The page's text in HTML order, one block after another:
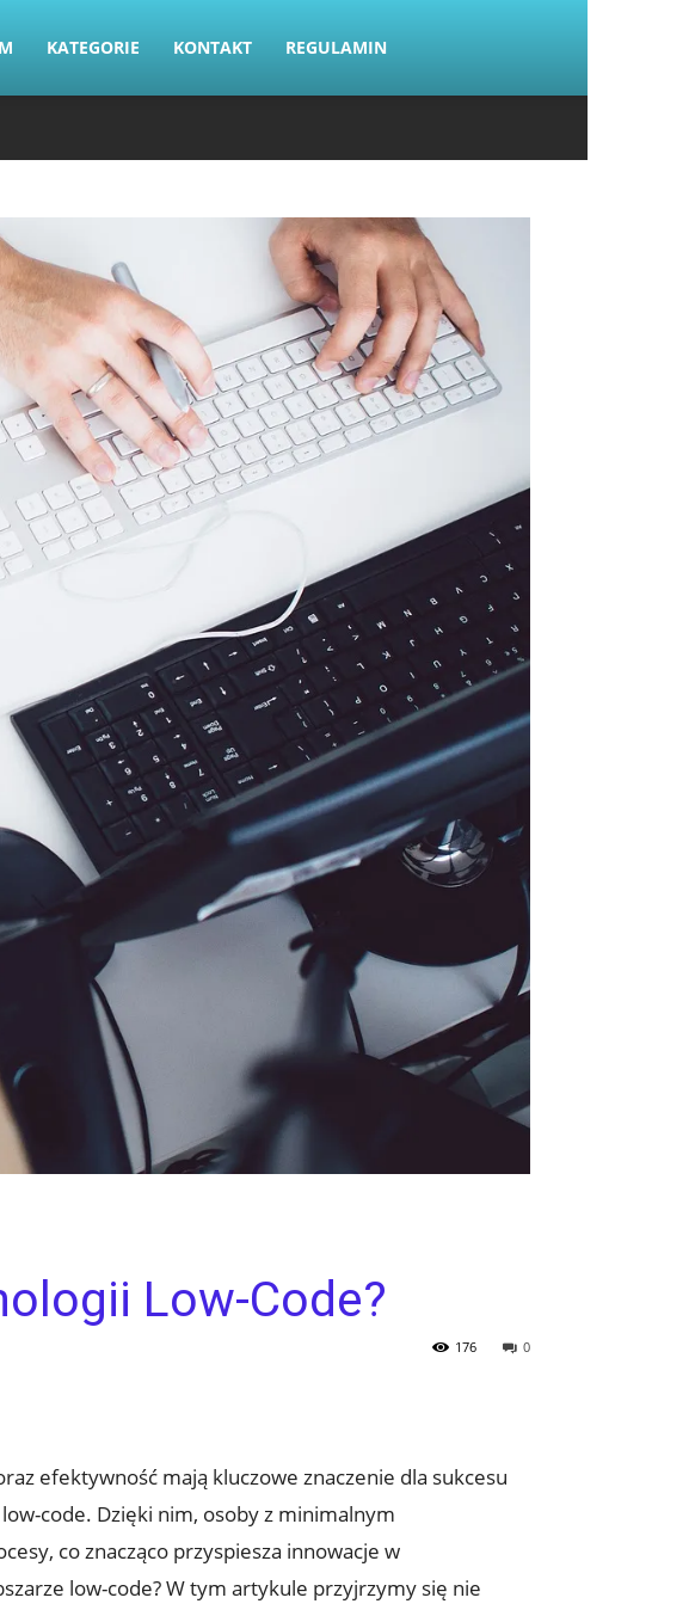
KATEGORIE KONTAKT REGULAMIN
Low-Code?
0
176
efektywność mają kluczowe znaczenie dla sukcesu
code. Dzięki nim, osoby z minimalnym
co znacząco przyspiesza innowacje w
low-code? W tym artykule przyjrzymy się nie